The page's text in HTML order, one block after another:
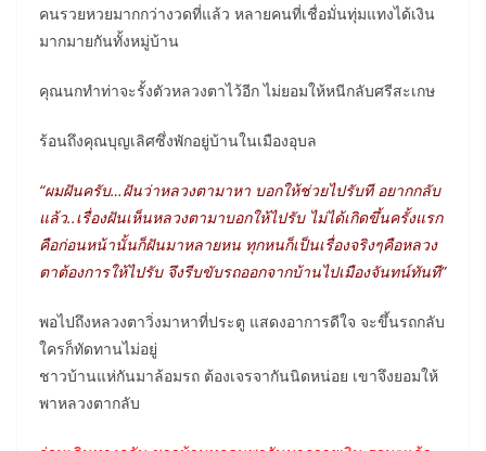
คนรวยหวยมากกว่างวดที่แล้ว หลายคนที่เชื่อมั่นทุ่มแทงได้เงิน
มากมายกันทั้งหมู่บ้าน
คุณนกทำท่าจะรั้งตัวหลวงตาไว้อีก ไม่ยอมให้หนีกลับศรีสะเกษ
ร้อนถึงคุณบุญเลิศซึ่งพักอยู่บ้านในเมืองอุบล
“ผมฝันครับ…ฝันว่าหลวงตามาหา บอกให้ช่วยไปรับที อยากกลับ
แล้ว..เรื่องฝันเห็นหลวงตามาบอกให้ไปรับ ไม่ได้เกิดขึ้นครั้งแรก
คือก่อนหน้านั้นก็ฝันมาหลายหน ทุกหนก็เป็นเรื่องจริงๆคือหลวง
ตาต้องการให้ไปรับ จึงรีบขับรถออกจากบ้านไปเมืองจันทน์ทันที”
พอไปถึงหลวงตาวิ่งมาหาที่ประตู แสดงอาการดีใจ จะขึ้นรถกลับ
ใครก็ทัดทานไม่อยู่
ชาวบ้านแห่กันมาล้อมรถ ต้องเจรจากันนิดหน่อย เขาจึงยอมให้
พาหลวงตากลับ